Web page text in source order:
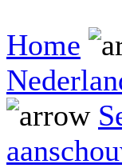
Home